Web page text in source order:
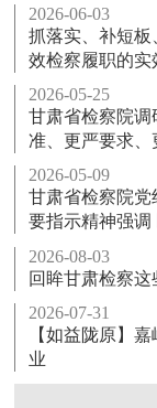
2026-06-03
抓落实、补短板
效检察履职的实
2026-05-25
甘肃省检察院调
准、更严要求、
2026-05-09
甘肃省检察院
要指示精神强调
2026-08-03
回眸甘肃检察这
2026-07-31
【如益陇原】
业